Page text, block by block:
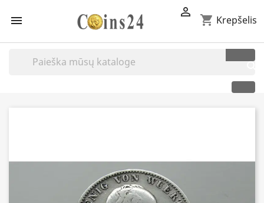
 shopping_cart Krepšelis
